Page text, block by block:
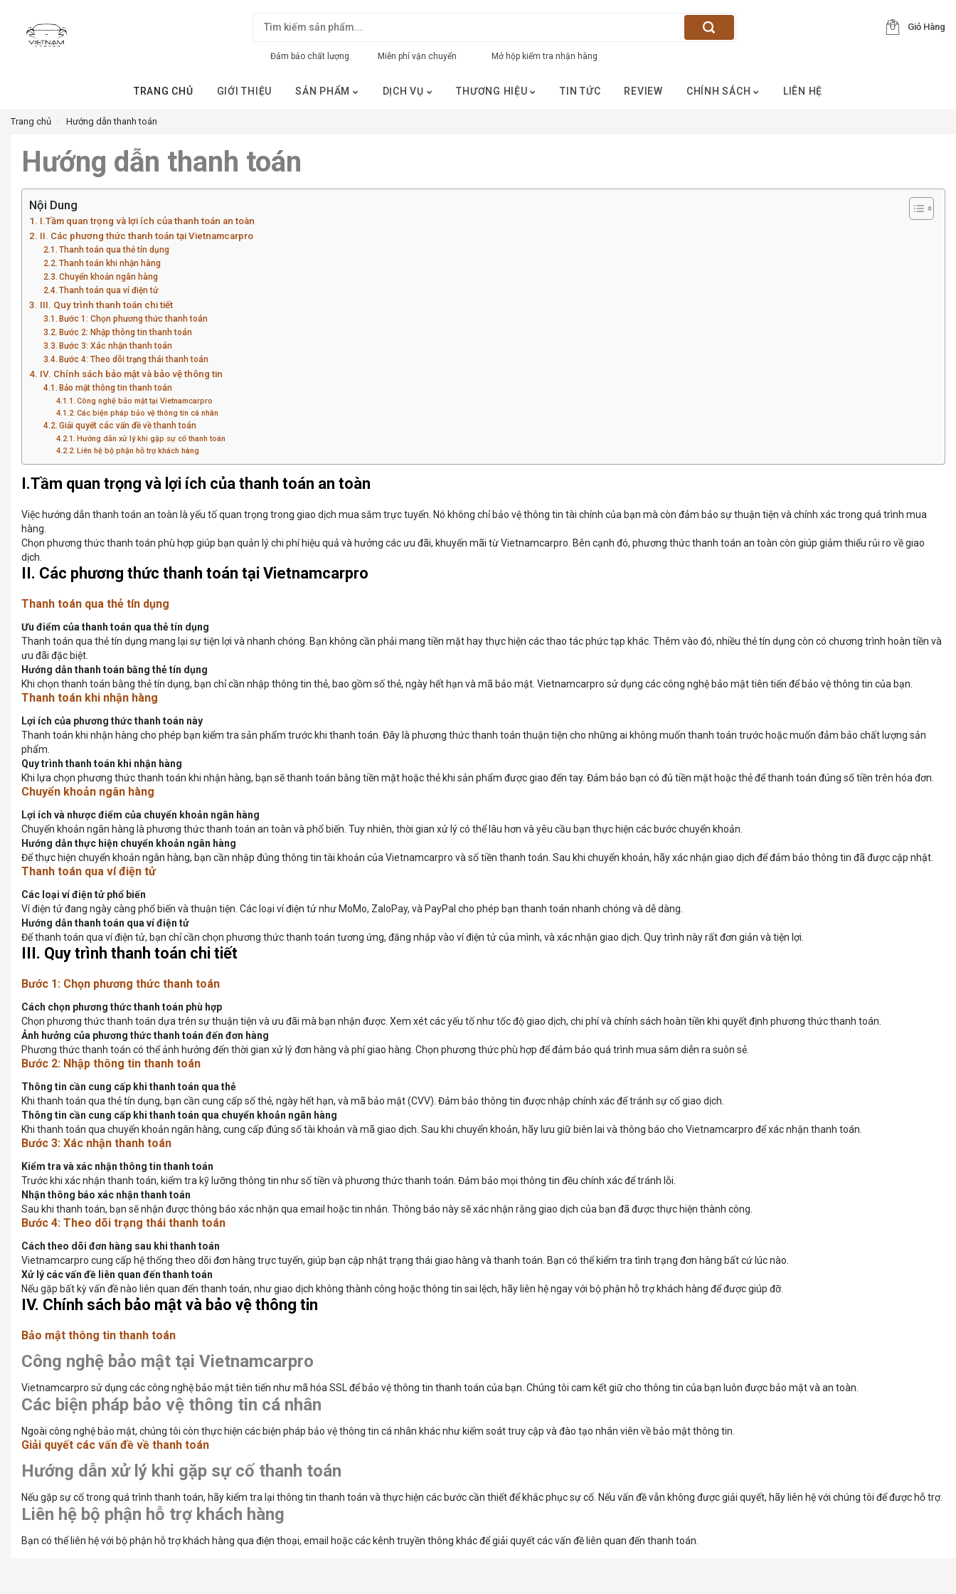
Đảm bảo chất lượng Miễn phí vận chuyển Mở hộp kiểm tra nhận hàng
Giỏ Hàng
TRANG CHỦ GIỚI THIỆU SẢN PHẨM DỊCH VỤ THƯƠNG HIỆU TIN TỨC REVIEW CHÍNH SÁCH LIÊN HỆ
Trang chủ Hướng dẫn thanh toán
Hướng dẫn thanh toán
Nội Dung
I.Tầm quan trọng và lợi ích của thanh toán an toàn
II. Các phương thức thanh toán tại Vietnamcarpro
Thanh toán qua thẻ tín dụng
Thanh toán khi nhận hàng
Chuyển khoản ngân hàng
Thanh toán qua ví điện tử
III. Quy trình thanh toán chi tiết
Bước 1: Chọn phương thức thanh toán
Bước 2: Nhập thông tin thanh toán
Bước 3: Xác nhận thanh toán
Bước 4: Theo dõi trạng thái thanh toán
IV. Chính sách bảo mật và bảo vệ thông tin
Bảo mật thông tin thanh toán
Công nghệ bảo mật tại Vietnamcarpro
Các biện pháp bảo vệ thông tin cá nhân
Giải quyết các vấn đề về thanh toán
Hướng dẫn xử lý khi gặp sự cố thanh toán
Liên hệ bộ phận hỗ trợ khách hàng
I.Tầm quan trọng và lợi ích của thanh toán an toàn
Việc hướng dẫn thanh toán an toàn là yếu tố quan trọng trong giao dịch mua sắm trực tuyến. Nó không chỉ bảo vệ thông tin tài chính của bạn mà còn đảm bảo sự thuận tiện và chính xác trong quá trình mua
hàng.
Chọn phương thức thanh toán phù hợp giúp bạn quản lý chi phí hiệu quả và hưởng các ưu đãi, khuyến mãi từ Vietnamcarpro. Bên cạnh đó, phương thức thanh toán an toàn còn giúp giảm thiểu rủi ro về giao
dịch.
II. Các phương thức thanh toán tại Vietnamcarpro
Thanh toán qua thẻ tín dụng
Ưu điểm của thanh toán qua thẻ tín dụng
Thanh toán qua thẻ tín dụng mang lại sự tiện lợi và nhanh chóng. Bạn không cần phải mang tiền mặt hay thực hiện các thao tác phức tạp khác. Thêm vào đó, nhiều thẻ tín dụng còn có chương trình hoàn tiền và
ưu đãi đặc biệt.
Hướng dẫn thanh toán bằng thẻ tín dụng
Khi chọn thanh toán bằng thẻ tín dụng, bạn chỉ cần nhập thông tin thẻ, bao gồm số thẻ, ngày hết hạn và mã bảo mật. Vietnamcarpro sử dụng các công nghệ bảo mật tiên tiến để bảo vệ thông tin của bạn.
Thanh toán khi nhận hàng
Lợi ích của phương thức thanh toán này
Thanh toán khi nhận hàng cho phép bạn kiểm tra sản phẩm trước khi thanh toán. Đây là phương thức thanh toán thuận tiện cho những ai không muốn thanh toán trước hoặc muốn đảm bảo chất lượng sản
phẩm.
Quy trình thanh toán khi nhận hàng
Khi lựa chọn phương thức thanh toán khi nhận hàng, bạn sẽ thanh toán bằng tiền mặt hoặc thẻ khi sản phẩm được giao đến tay. Đảm bảo bạn có đủ tiền mặt hoặc thẻ để thanh toán đúng số tiền trên hóa đơn.
Chuyển khoản ngân hàng
Lợi ích và nhược điểm của chuyển khoản ngân hàng
Chuyển khoản ngân hàng là phương thức thanh toán an toàn và phổ biến. Tuy nhiên, thời gian xử lý có thể lâu hơn và yêu cầu bạn thực hiện các bước chuyển khoản.
Hướng dẫn thực hiện chuyển khoản ngân hàng
Để thực hiện chuyển khoản ngân hàng, bạn cần nhập đúng thông tin tài khoản của Vietnamcarpro và số tiền thanh toán. Sau khi chuyển khoản, hãy xác nhận giao dịch để đảm bảo thông tin đã được cập nhật.
Thanh toán qua ví điện tử
Các loại ví điện tử phổ biến
Ví điện tử đang ngày càng phổ biến và thuận tiện. Các loại ví điện tử như MoMo, ZaloPay, và PayPal cho phép bạn thanh toán nhanh chóng và dễ dàng.
Hướng dẫn thanh toán qua ví điện tử
Để thanh toán qua ví điện tử, bạn chỉ cần chọn phương thức thanh toán tương ứng, đăng nhập vào ví điện tử của mình, và xác nhận giao dịch. Quy trình này rất đơn giản và tiện lợi.
III. Quy trình thanh toán chi tiết
Bước 1: Chọn phương thức thanh toán
Cách chọn phương thức thanh toán phù hợp
Chọn phương thức thanh toán dựa trên sự thuận tiện và ưu đãi mà bạn nhận được. Xem xét các yếu tố như tốc độ giao dịch, chi phí và chính sách hoàn tiền khi quyết định phương thức thanh toán.
Ảnh hưởng của phương thức thanh toán đến đơn hàng
Phương thức thanh toán có thể ảnh hưởng đến thời gian xử lý đơn hàng và phí giao hàng. Chọn phương thức phù hợp để đảm bảo quá trình mua sắm diễn ra suôn sẻ.
Bước 2: Nhập thông tin thanh toán
Thông tin cần cung cấp khi thanh toán qua thẻ
Khi thanh toán qua thẻ tín dụng, bạn cần cung cấp số thẻ, ngày hết hạn, và mã bảo mật (CVV). Đảm bảo thông tin được nhập chính xác để tránh sự cố giao dịch.
Thông tin cần cung cấp khi thanh toán qua chuyển khoản ngân hàng
Khi thanh toán qua chuyển khoản ngân hàng, cung cấp đúng số tài khoản và mã giao dịch. Sau khi chuyển khoản, hãy lưu giữ biên lai và thông báo cho Vietnamcarpro để xác nhận thanh toán.
Bước 3: Xác nhận thanh toán
Kiểm tra và xác nhận thông tin thanh toán
Trước khi xác nhận thanh toán, kiểm tra kỹ lưỡng thông tin như số tiền và phương thức thanh toán. Đảm bảo mọi thông tin đều chính xác để tránh lỗi.
Nhận thông báo xác nhận thanh toán
Sau khi thanh toán, bạn sẽ nhận được thông báo xác nhận qua email hoặc tin nhắn. Thông báo này sẽ xác nhận rằng giao dịch của bạn đã được thực hiện thành công.
Bước 4: Theo dõi trạng thái thanh toán
Cách theo dõi đơn hàng sau khi thanh toán
Vietnamcarpro cung cấp hệ thống theo dõi đơn hàng trực tuyến, giúp bạn cập nhật trạng thái giao hàng và thanh toán. Bạn có thể kiểm tra tình trạng đơn hàng bất cứ lúc nào.
Xử lý các vấn đề liên quan đến thanh toán
Nếu gặp bất kỳ vấn đề nào liên quan đến thanh toán, như giao dịch không thành công hoặc thông tin sai lệch, hãy liên hệ ngay với bộ phận hỗ trợ khách hàng để được giúp đỡ.
IV. Chính sách bảo mật và bảo vệ thông tin
Bảo mật thông tin thanh toán
Công nghệ bảo mật tại Vietnamcarpro
Vietnamcarpro sử dụng các công nghệ bảo mật tiên tiến như mã hóa SSL để bảo vệ thông tin thanh toán của bạn. Chúng tôi cam kết giữ cho thông tin của bạn luôn được bảo mật và an toàn.
Các biện pháp bảo vệ thông tin cá nhân
Ngoài công nghệ bảo mật, chúng tôi còn thực hiện các biện pháp bảo vệ thông tin cá nhân khác như kiểm soát truy cập và đào tạo nhân viên về bảo mật thông tin.
Giải quyết các vấn đề về thanh toán
Hướng dẫn xử lý khi gặp sự cố thanh toán
Nếu gặp sự cố trong quá trình thanh toán, hãy kiểm tra lại thông tin thanh toán và thực hiện các bước cần thiết để khắc phục sự cố. Nếu vấn đề vẫn không được giải quyết, hãy liên hệ với chúng tôi để được hỗ trợ.
Liên hệ bộ phận hỗ trợ khách hàng
Bạn có thể liên hệ với bộ phận hỗ trợ khách hàng qua điện thoại, email hoặc các kênh truyền thông khác để giải quyết các vấn đề liên quan đến thanh toán.